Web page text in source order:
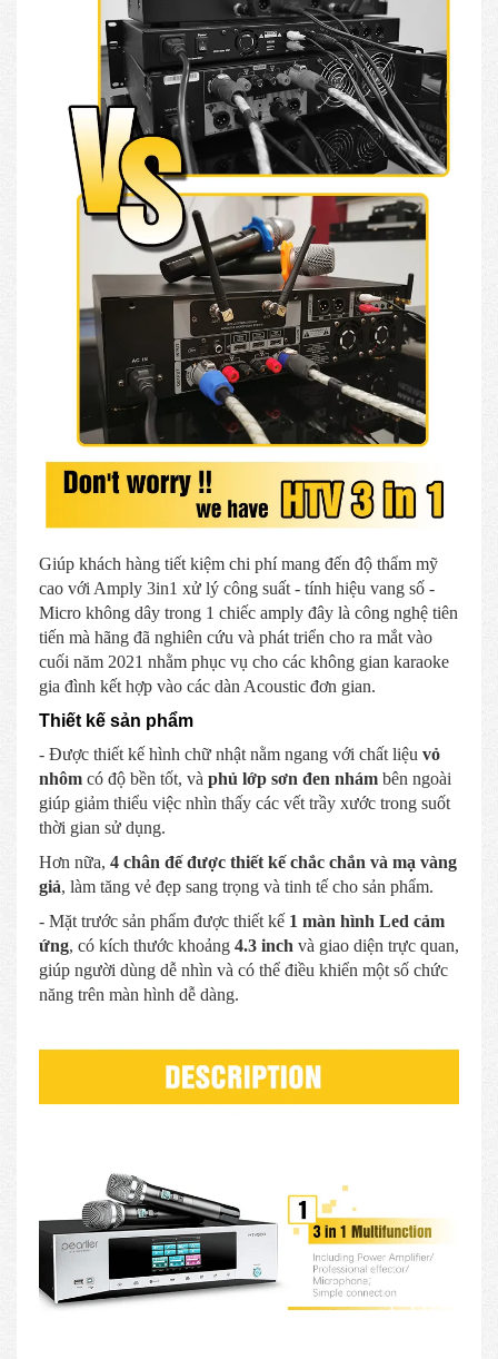
Giúp khách hàng tiết kiệm chi phí mang đến độ thẩm mỹ
cao với Amply 3in1 xử lý công suất - tính hiệu vang số -
Micro không dây trong 1 chiếc amply đây là công nghệ tiên
tiến mà hãng đã nghiên cứu và phát triển cho ra mắt vào
cuối năm 2021 nhằm phục vụ cho các không gian karaoke
gia đình kết hợp vào các dàn Acoustic đơn gian.
Thiết kế sản phẩm
- Được thiết kế hình chữ nhật nằm ngang với chất liệu vỏ
nhôm có độ bền tốt, và phủ lớp sơn đen nhám bên ngoài
giúp giảm thiểu việc nhìn thấy các vết trầy xước trong suốt
thời gian sử dụng.
Hơn nữa, 4 chân đế được thiết kế chắc chắn và mạ vàng
giả, làm tăng vẻ đẹp sang trọng và tinh tế cho sản phẩm.
- Mặt trước sản phẩm được thiết kế 1 màn hình Led cảm
ứng, có kích thước khoảng 4.3 inch và giao diện trực quan,
giúp người dùng dễ nhìn và có thể điều khiển một số chức
năng trên màn hình dễ dàng.